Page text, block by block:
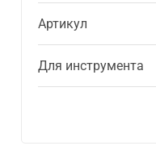
Артикул
Для инструмента